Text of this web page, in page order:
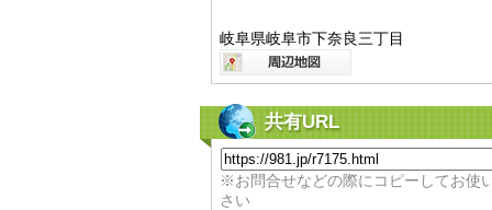
岐阜県岐阜市下奈良三丁目
共有URL
※お問合せなどの際にコピーしてお使
さい